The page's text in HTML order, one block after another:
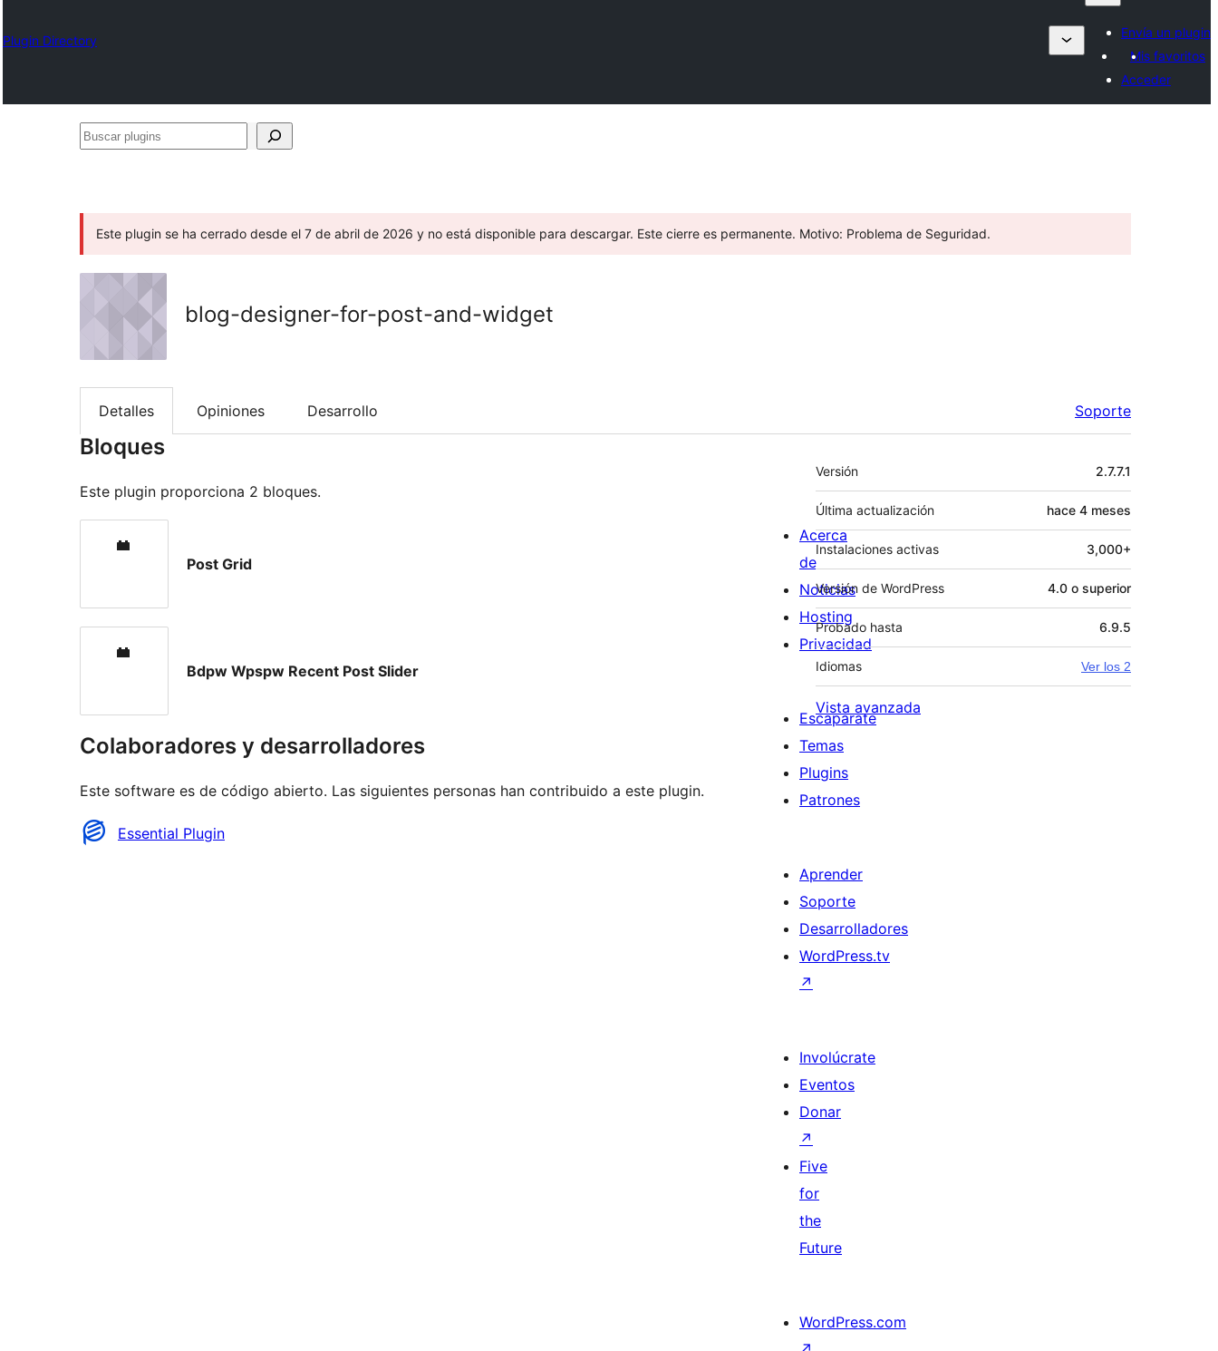
Plugin Directory
Envía un plugin
Mis favoritos
Acceder
Buscar
Este plugin se ha cerrado desde el 7 de abril de 2026 y no está disponible para descargar. Este cierre es permanente. Motivo: Problema de Seguridad.
blog-designer-for-post-and-widget
Detalles Opiniones Desarrollo Soporte
Bloques
Este plugin proporciona 2 bloques.
Post Grid
Bdpw Wpspw Recent Post Slider
Colaboradores y desarrolladores
Este software es de código abierto. Las siguientes personas han contribuido a este plugin.
Colaboradores
Essential Plugin
Meta
Versión 2.7.7.1
Última actualización hace 4 meses
Instalaciones activas 3,000+
Versión de WordPress 4.0 o superior
Probado hasta 6.9.5
Idiomas Ver los 2
Vista avanzada
Acerca
de
Noticias
Hosting
Privacidad
Escaparate
Temas
Plugins
Patrones
Aprender
Soporte
Desarrolladores
WordPress.tv
↗
Involúcrate
Eventos
Donar
↗
Five
for
the
Future
WordPress.com